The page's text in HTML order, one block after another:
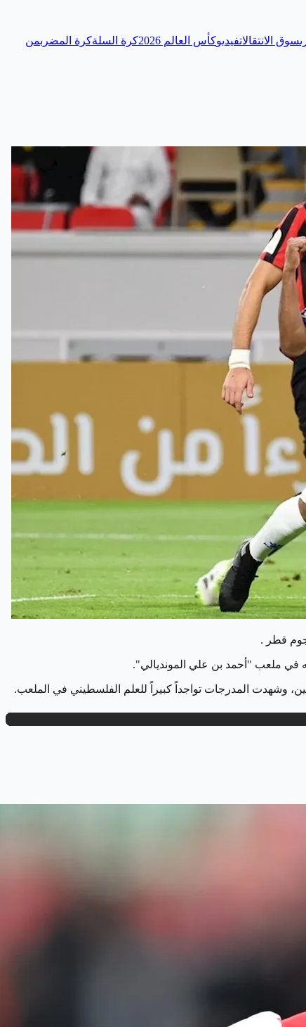
سوق الانتقالاتفيديوكأس العالم 2026 كرة السلةكرة المضربمن
في ملعب "أحمد بن علي المونديالي".
وشهدت المدرجات تواجداً كبيراً للعلم الفلسطيني في الملعب.